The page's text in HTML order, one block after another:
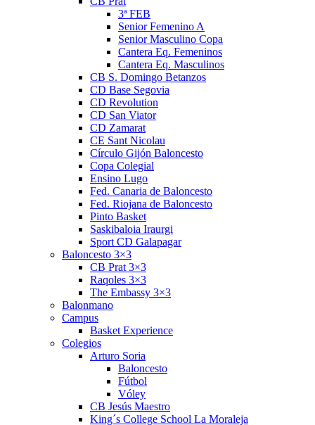
3ª FEB
Senior Femenino A
Senior Masculino Copa
Cantera Eq. Femeninos
Cantera Eq. Masculinos
CB S. Domingo Betanzos
CD Base Segovia
CD Revolution
CD San Viator
CD Zamarat
CE Sant Nicolau
Círculo Gijón Baloncesto
Copa Colegial
Ensino Lugo
Fed. Canaria de Baloncesto
Fed. Riojana de Baloncesto
Pinto Basket
Saskibaloia Iraurgi
Sport CD Galapagar
Baloncesto 3×3
CB Prat 3×3
Raqoles 3×3
The Embassy 3×3
Balonmano
Campus
Basket Experience
Colegios
Arturo Soria
Baloncesto
Fútbol
Vóley
CB Jesús Maestro
King´s College School La Moraleja